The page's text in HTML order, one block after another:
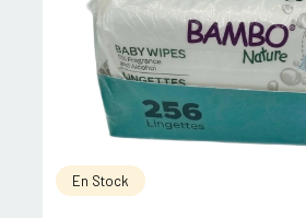
En Stock